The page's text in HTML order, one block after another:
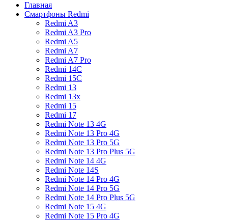
Главная
Смартфоны Redmi
Redmi A3
Redmi A3 Pro
Redmi A5
Redmi A7
Redmi A7 Pro
Redmi 14C
Redmi 15C
Redmi 13
Redmi 13x
Redmi 15
Redmi 17
Redmi Note 13 4G
Redmi Note 13 Pro 4G
Redmi Note 13 Pro 5G
Redmi Note 13 Pro Plus 5G
Redmi Note 14 4G
Redmi Note 14S
Redmi Note 14 Pro 4G
Redmi Note 14 Pro 5G
Redmi Note 14 Pro Plus 5G
Redmi Note 15 4G
Redmi Note 15 Pro 4G